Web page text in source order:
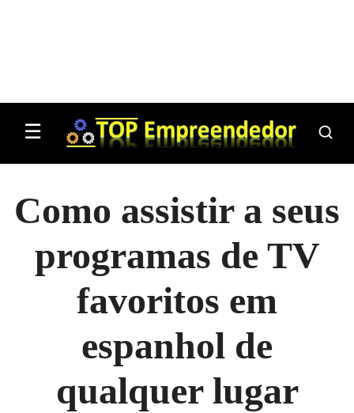
☰
Como assistir a seus
programas de TV
favoritos em
espanhol de
qualquer lugar